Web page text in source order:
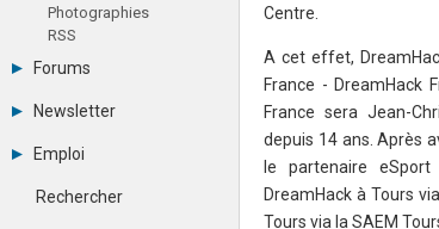
Photographies
RSS
Forums
Tous les forums
Se connecter
Messages privés
Contacter un modérateur
Newsletter
Archives
Abonnement
Emploi
Consulter les annonces
Rechercher
Centre.
A cet effet,
France - DreamHack
France sera Jean-
depuis 14 ans. Après
le partenaire
DreamHack à Tours
Tours via la SAEM